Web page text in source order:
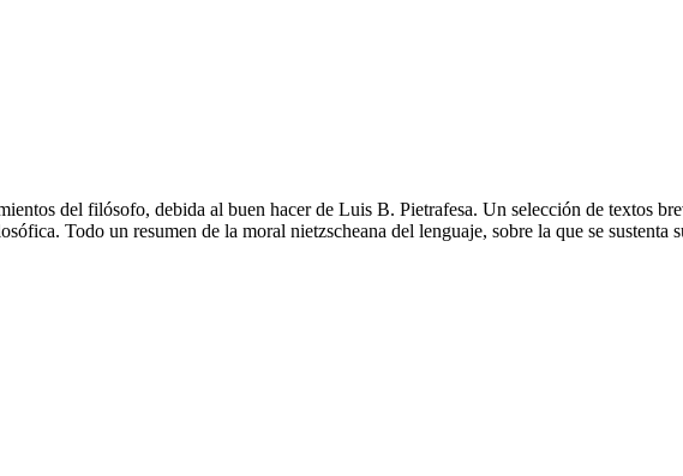
del filósofo, debida al buen hacer de Luis B. Pietrafesa. Un selección de textos
Todo un resumen de la moral nietzscheana del lenguaje, sobre la que se sustenta